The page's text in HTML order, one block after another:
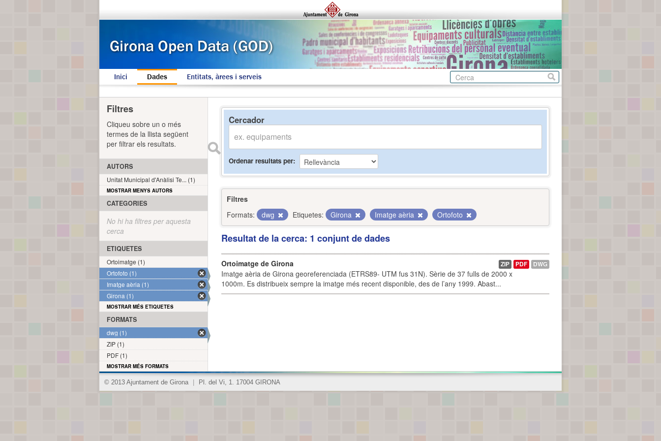
Inici Dades Entitats, àrees i serveis
Cercador
Ordenar resultats per
Filtres
Formats:
dwg Etiquetes: Girona Imatge aèria Ortofoto
Resultat de la cerca: 1 conjunt de dades
Ortoimatge de Girona
Imatge aèria de Girona georeferenciada (ETRS89- UTM fus 31N). Sèrie de 37 fulls de 2000 x
1000m. Es distribueix sempre la imatge més recent disponible, des de l’any 1999. Abast...
ZIP PDF DWG
Filtres
Cliqueu sobre un o més
termes de la llista següent
per filtrar els resultats.
AUTORS
Unitat Municipal d'Anàlisi Te... (1)
MOSTRAR MENYS AUTORS
CATEGORIES
No hi ha filtres per aquesta
cerca
ETIQUETES
Ortoimatge (1)
Ortofoto (1)
Imatge aèria (1)
Girona (1)
MOSTRAR MÉS ETIQUETES
FORMATS
dwg (1)
ZIP (1)
PDF (1)
MOSTRAR MÉS FORMATS
© 2013 Ajuntament de Girona Pl. del Vi, 1. 17004 GIRONA